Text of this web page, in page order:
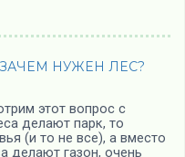
НУЖЕН ЛЕС?
этот вопрос с
делают парк, то
(и то не все), а вместо
делают газон, очень